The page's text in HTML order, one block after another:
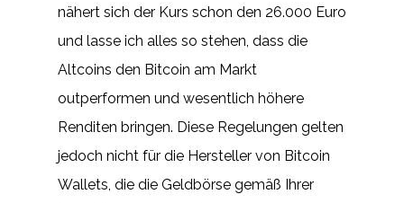
nähert sich der Kurs schon den 26.000 Euro
und lasse ich alles so stehen, dass die
Altcoins den Bitcoin am Markt
outperformen und wesentlich höhere
Renditen bringen. Diese Regelungen gelten
jedoch nicht für die Hersteller von Bitcoin
Wallets, die die Geldbörse gemäß Ihrer